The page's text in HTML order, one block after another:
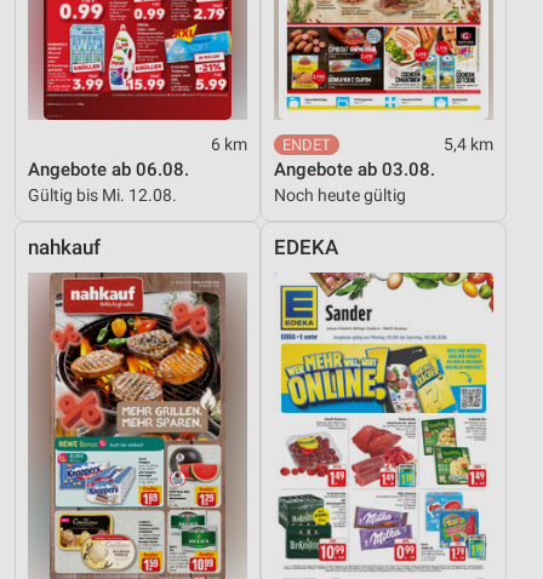
6 km
Angebote ab 06.08.
Gültig bis Mi. 12.08.
5,4 km
Angebote ab 03.08.
Noch heute gültig
nahkauf EDEKA
Performance
Funktional
Werbung